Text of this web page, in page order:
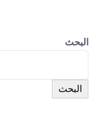
البحث
البحث